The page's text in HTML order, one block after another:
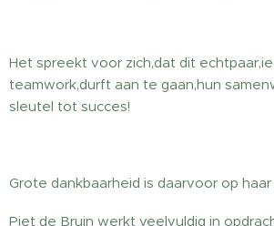
Het spreekt voor zich,dat dit
teamwork,durft aan te gaan,hun
sleutel tot succes!
Grote dankbaarheid is daarvoor op haar
Piet de Bruin werkt veelvuldig in